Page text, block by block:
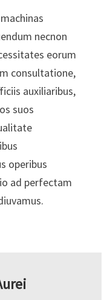
necnon
eorum
consultatione,
auxiliaribus,
suos
operibus
ad perfectam